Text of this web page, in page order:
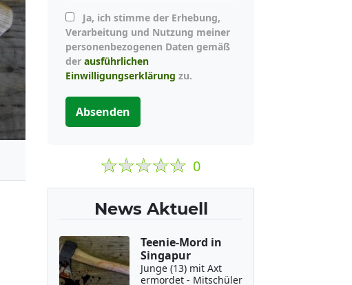
Verarbeitung und Nutzung meiner
personenbezogenen Daten gemäß
der ausführlichen
Einwilligungserklärung zu.
Absenden
0
News Aktuell
Teenie-Mord in
Singapur
Junge (13) mit Axt
ermordet - Mitschüler